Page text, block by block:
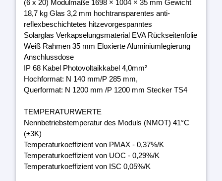
(6 x 20) Modulmaße 1698 × 1004 × 35 mm Gewicht
18,7 kg Glas 3,2 mm hochtransparentes anti-
reflexbeschichtetes hitzevorgespanntes
Solarglas Verkapselungsmaterial EVA Rückseitenfolie
Weiß Rahmen 35 mm Eloxierte Aluminiumlegierung
Anschlussdose
IP 68 Kabel Photovoltaikkabel 4,0mm²
Hochformat: N 140 mm/P 285 mm,
Querformat: N 1200 mm /P 1200 mm Stecker TS4
TEMPERATURWERTE
Nennbetriebstemperatur des Moduls (NMOT) 41°C
(±3K)
Temperaturkoeffizient von PMAX - 0,37%/K
Temperaturkoeffizient von UOC - 0,29%/K
Temperaturkoeffizient von ISC 0,05%/K